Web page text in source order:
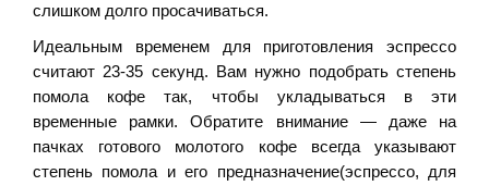
слишком долго просачиваться.
Идеальным временем для приготовления эспрессо
считают 23-35 секунд. Вам нужно подобрать степень
помола кофе так, чтобы укладываться в эти
временные рамки. Обратите внимание — даже на
пачках готового молотого кофе всегда указывают
степень помола и его предназначение(эспрессо, для